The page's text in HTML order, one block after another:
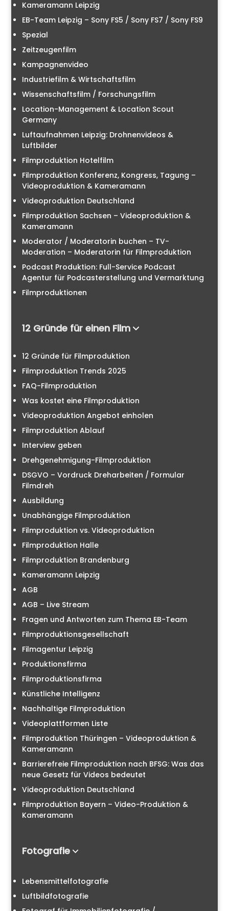
Kameramann Leipzig
EB-Team Leipzig – Sony FS5 / Sony FS7 / Sony FS9
Spezial
Zeitzeugenfilm
Kampagnenvideo
Industriefilm & Wirtschaftsfilm
Wissenschaftsfilm / Forschungsfilm
Location-Management & Location Scout
Germany
Luftaufnahmen Leipzig: Drohnenvideos &
Luftbilder
Filmproduktion Hotelfilm
Filmproduktion Konferenz, Kongress, Tagung –
Videoproduktion & Kameramann
Videoproduktion Deutschland
Filmproduktion Sachsen – Videoproduktion &
Kameramann
Moderator / Moderatorin buchen – TV-
Moderation – Moderatorin für Filmproduktion
Podcast Produktion: Full-Service Podcast
Agentur für Podcasterstellung und Vermarktung
Filmproduktionen
12 Gründe für einen Film
12 Gründe für Filmproduktion
Filmproduktion Trends 2025
FAQ-Filmproduktion
Was kostet eine Filmproduktion
Videoproduktion Angebot einholen
Filmproduktion Ablauf
Interview geben
Drehgenehmigung-Filmproduktion
DSGVO – Vordruck Dreharbeiten / Formular
Filmdreh
Ausbildung
Unabhängige Filmproduktion
Filmproduktion vs. Videoproduktion
Filmproduktion Halle
Filmproduktion Brandenburg
Kameramann Leipzig
AGB
AGB – Live Stream
Fragen und Antworten zum Thema EB-Team
Filmproduktionsgesellschaft
Filmagentur Leipzig
Produktionsfirma
Filmproduktionsfirma
Künstliche Intelligenz
Nachhaltige Filmproduktion
Videoplattformen Liste
Filmproduktion Thüringen – Videoproduktion &
Kameramann
Barrierefreie Filmproduktion nach BFSG: Was das
neue Gesetz für Videos bedeutet
Videoproduktion Deutschland
Filmproduktion Bayern – Video-Produktion &
Kameramann
Fotografie
Lebensmittelfotografie
Luftbildfotografie